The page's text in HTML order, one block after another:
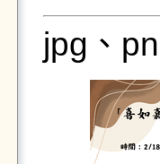
jpg、